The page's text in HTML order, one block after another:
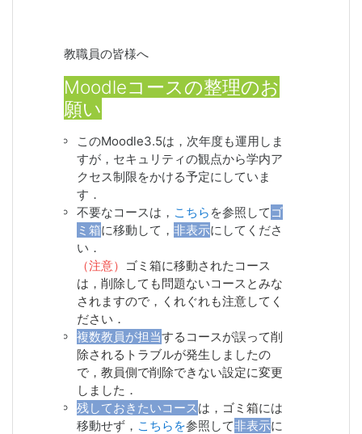
教職員の皆様へ
Moodleコースの整理のお
願い
このMoodle3.5は，次年度も運用しま
すが，セキュリティの観点から学内ア
クセス制限をかける予定にしていま
す ．
不要なコースは， こちら を参照して ゴ
ミ箱に移動して， 非表示にして くださ
い．
（注意） ゴミ箱に移動されたコース
は，削除しても問題ないコースとみな
されますので，くれぐれも注意してく
ださい．
複数教員が担当する コースが誤って削
除されるトラブルが発生 しましたの
で，教員側で削除できない設定に変更
しました．
残しておきたいコースは ， ゴミ箱には
移動せず， こちらを参照して非表示に